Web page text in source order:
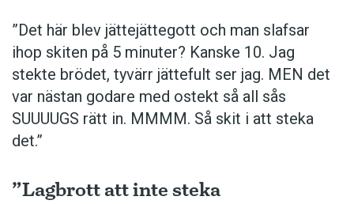
”Det här blev jättejättegott och man slafsar
ihop skiten på 5 minuter? Kanske 10. Jag
stekte brödet, tyvärr jättefult ser jag. MEN det
var nästan godare med ostekt så all sås
SUUUUGS rätt in. MMMM. Så skit i att steka
det.”
”Lagbrott att inte steka